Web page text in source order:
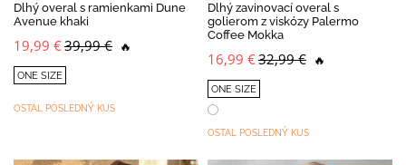
Dlhý overal s ramienkami Dune
Avenue khaki
19,99 €39,99 € 🔥
ONE SIZE
OSTAL POSLEDNÝ KUS
Dlhý zavinovací overal s
golierom z viskózy Palermo
Coffee Mokka
16,99 €32,99 € 🔥
ONE SIZE
OSTAL POSLEDNÝ KUS